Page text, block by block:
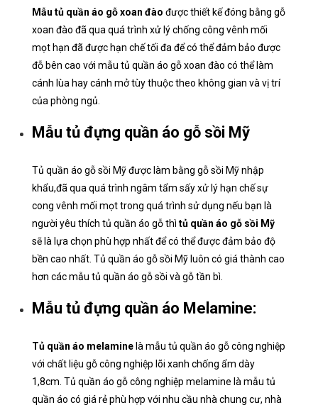
Mẫu tủ quần áo gỗ xoan đào được thiết kế đóng bằng gỗ
xoan đào đã qua quá trình xử lý chống công vênh mối
mọt hạn đã được hạn chế tối đa để có thể đảm bảo được
đỗ bên cao với mẫu tủ quần áo gỗ xoan đào có thể làm
cánh lùa hay cánh mở tùy thuộc theo không gian và vị trí
của phòng ngủ.
Mẫu tủ đựng quần áo gỗ sồi Mỹ
Tủ quần áo gỗ sồi Mỹ được làm bằng gỗ sồi Mỹ nhập
khẩu,đã qua quá trình ngâm tẩm sấy xử lý hạn chế sự
cong vênh mối mọt trong quá trình sử dụng nếu bạn là
người yêu thích tủ quần áo gỗ thì tủ quần áo gỗ sồi Mỹ
sẽ là lựa chọn phù hợp nhất để có thể được đảm bảo độ
bền cao nhất. Tủ quần áo gỗ sồi Mỹ luôn có giá thành cao
hơn các mẫu tủ quần áo gỗ sồi và gỗ tần bì.
Mẫu tủ đựng quần áo Melamine:
Tủ quần áo melamine là mẫu tủ quần áo gỗ công nghiệp
với chất liệu gỗ công nghiệp lõi xanh chống ẩm dày
1,8cm. Tủ quần áo gỗ công nghiệp melamine là mẫu tủ
quần áo có giá rẻ phù hợp với nhu cầu nhà chung cư, nhà